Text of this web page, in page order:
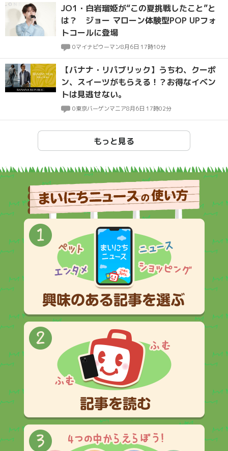
JO1・白岩瑠姫が“この夏挑戦したこと”と
は？ ジョー マローン体験型POP UPフォ
トコールに登場
0マイナビウーマン8月6日 17時10分
【バナナ・リパブリック】うちわ、クーポ
ン、スイーツがもらえる！？お得なイベン
トは見逃せない。
0東京バーゲンマニア8月6日 17時02分
もっと見る